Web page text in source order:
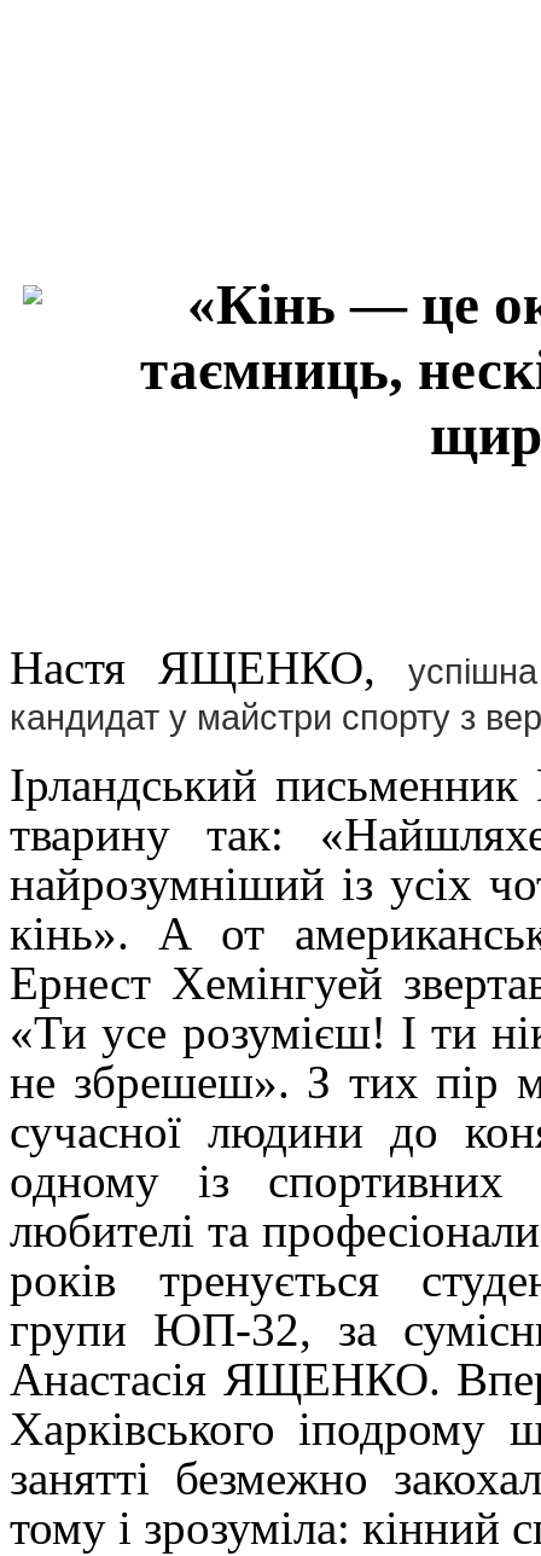
«Кінь — це
таємниць,
Настя ЯЩЕНКО,
кандидат у майстри спорту з
Ірландський
тварину так:
найрозумніший із усіх
кінь». А от
Ернест Хемінгуей
«Ти усе розумієш! І ти
не збрешеш». З тих пір
сучасної людини до
одному із спортивних
любителі та
років тренується
групи ЮП-32, за
Анастасія ЯЩЕНКО.
Харківського
занятті безмежно
тому і зрозуміла: кінний